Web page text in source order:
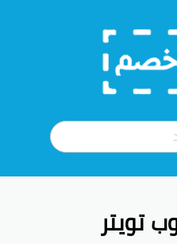
تويتر